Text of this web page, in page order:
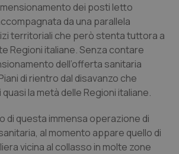
& Rettocolite Ulcerosa
& patologie neurodegenerative
dei posti letto
da una parallela
territoriali che però stenta tuttora a
Regioni italiane. Senza contare
dell’offerta sanitaria
di rientro dal disavanzo che
la metà delle Regioni italiane.
di questa immensa operazione di
al momento appare quello di
vicina al collasso in molte zone